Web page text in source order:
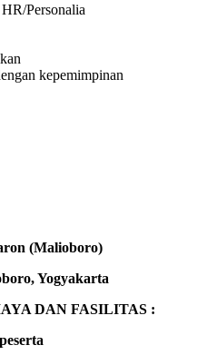
Personalia
kepemimpinan
(Malioboro)
Yogyakarta
DAN FASILITAS :